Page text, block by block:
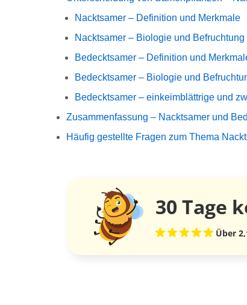
Nacktsamer – Definition und Merkmale
Nacktsamer – Biologie und Befruchtung
Bedecktsamer – Definition und
Bedecktsamer – Biologie und
Bedecktsamer – einkeimblättrige und
Zusammenfassung – Nacktsamer und
Häufig gestellte Fragen zum Thema
30 Tage
Über